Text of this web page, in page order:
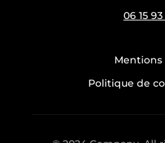
06 15
Mentions
Politique de